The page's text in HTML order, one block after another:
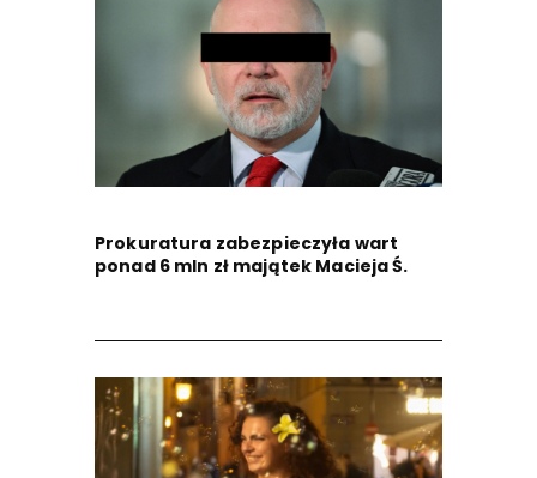
Prokuratura zabezpieczyła wart
ponad 6 mln zł majątek Macieja Ś.